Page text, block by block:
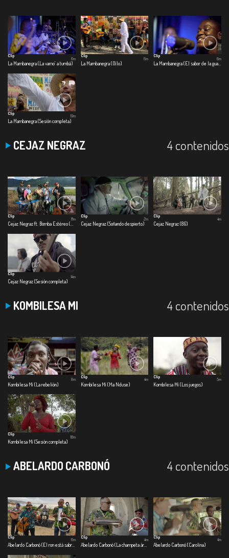
Clip
La Mambanegra (La vamo’ a tumbá)
6m
Clip
La Mambanegra (Oílo)
6m
Clip
6m
Clip
La Mambanegra (Sesión completa)
19m
CEJAZ NEGRAZ 4 contenidos
Clip
Cejaz Negraz ft. Bomba Estéreo (El Preso)
8m
Clip
Cejaz Negraz (Soñando despierto)
2m
Clip
Cejaz Negraz (8G)
4m
Clip
Cejaz Negraz (Sesión completa)
14m
KOMBILESA MI 4 contenidos
Clip
Kombilesa Mí (La rebelión)
6m
Clip
Kombilesa Mí (Ma Nduse)
4m
Clip
Kombilesa Mí (Los juegos)
5m
Clip
Kombilesa Mí (Sesión completa)
18m
ABELARDO CARBONÓ 4 contenidos
Clip
6m
Clip
Abelardo Carbonó (La champeta árabe)
4m
Clip
Abelardo Carbonó (Carolina)
4m